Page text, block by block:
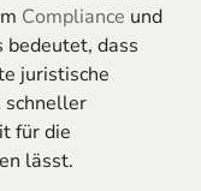
Compliance und
dass
juristische
schneller
für die
lässt.